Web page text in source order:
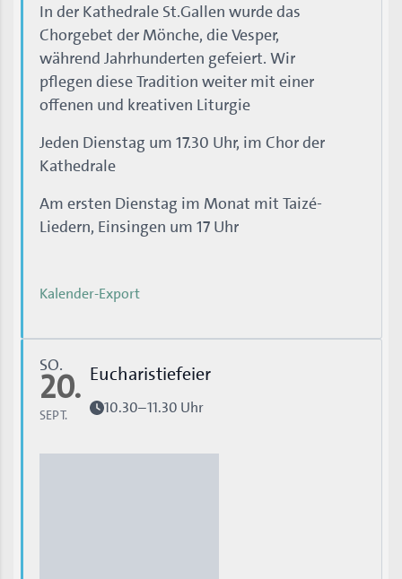
In der Kathedrale St.Gallen wurde das
Chorgebet der Mönche, die Vesper,
während Jahrhunderten gefeiert. Wir
pflegen diese Tradition weiter mit einer
offenen und kreativen Liturgie
Jeden Dienstag um 17.30 Uhr, im Chor der
Kathedrale
Am ersten Dienstag im Monat mit Taizé-
Liedern, Einsingen um 17 Uhr
Kalender-Export
SO.
20.
SEPT.
Eucharistiefeier
10.30–11.30 Uhr